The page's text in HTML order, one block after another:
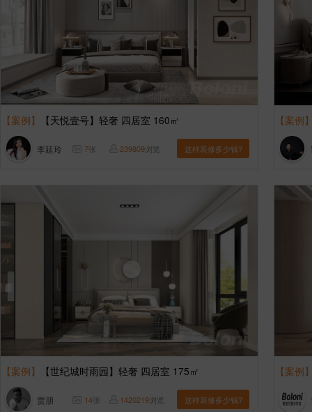
【案例】 【天悦壹号】轻奢 四居室 160㎡
李延玲 7张 239809浏览 这样装修多少钱?
【案例
【案例】 【世纪城时雨园】轻奢 四居室 175㎡
贾朋 14张 1420219浏览 这样装修多少钱?
【案例